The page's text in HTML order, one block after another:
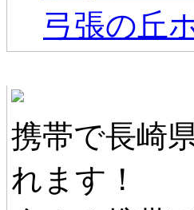
弓張の丘
携帯で長崎
れます！